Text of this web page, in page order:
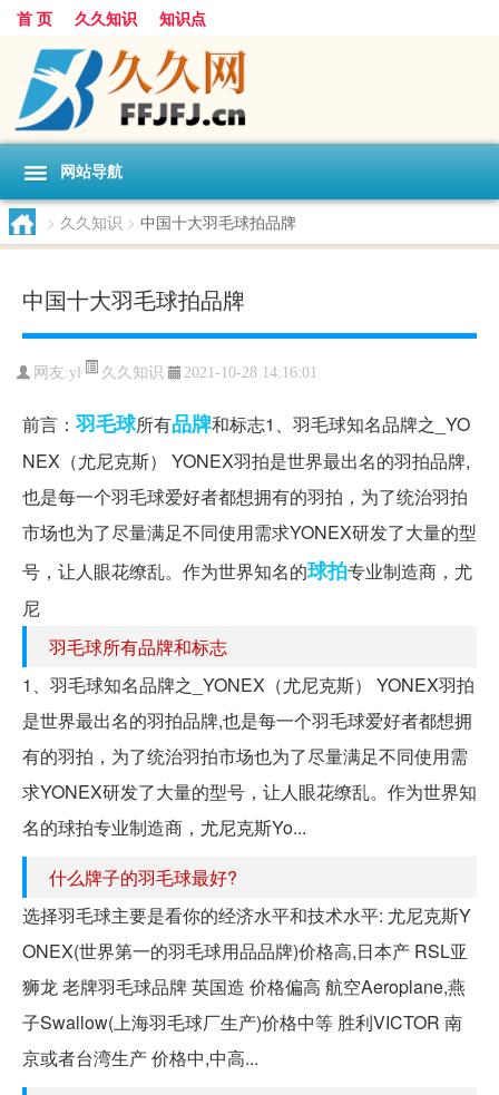
首 页 久久知识 知识点
网站导航
> 久久知识 > 中国十大羽毛球拍品牌
中国十大羽毛球拍品牌
网友:yl 久久知识 2021-10-28 14:16:01
前言： 羽毛球所有品牌和标志1、羽毛球知名品牌之_YO
NEX（尤尼克斯） YONEX羽拍是世界最出名的羽拍品牌,
也是每一个羽毛球爱好者都想拥有的羽拍，为了统治羽拍
市场也为了尽量满足不同使用需求YONEX研发了大量的型
号，让人眼花缭乱。作为世界知名的球拍专业制造商，尤
尼
羽毛球所有品牌和标志
1、羽毛球知名品牌之_YONEX（尤尼克斯） YONEX羽拍
是世界最出名的羽拍品牌,也是每一个羽毛球爱好者都想拥
有的羽拍，为了统治羽拍市场也为了尽量满足不同使用需
求YONEX研发了大量的型号，让人眼花缭乱。作为世界知
名的球拍专业制造商，尤尼克斯Yo...
什么牌子的羽毛球最好?
选择羽毛球主要是看你的经济水平和技术水平: 尤尼克斯Y
ONEX(世界第一的羽毛球用品品牌)价格高,日本产 RSL亚
狮龙 老牌羽毛球品牌 英国造 价格偏高 航空Aeroplane,燕
子Swallow(上海羽毛球厂生产)价格中等 胜利VICTOR 南
京或者台湾生产 价格中,中高...